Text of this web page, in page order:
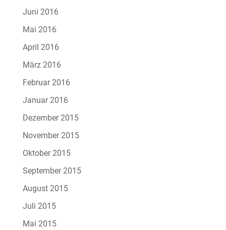
Juni 2016
Mai 2016
April 2016
März 2016
Februar 2016
Januar 2016
Dezember 2015
November 2015
Oktober 2015
September 2015
August 2015
Juli 2015
Mai 2015